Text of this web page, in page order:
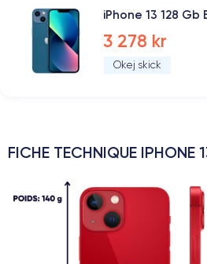
iPhone 13 128 Gb
3 278 kr
Okej skick
FICHE TECHNIQUE IPHONE